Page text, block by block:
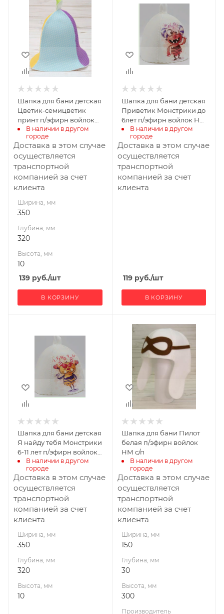
350
Глубина, мм
Высота, мм
10
Шапка для бани детская
Цветик-семицветик
принт п/эфирн войлок
НМ с/п
В наличии в другом
городе
Доставка в этом случае
осуществляется
транспортной
компанией за счет
клиента
Ширина, мм
350
Глубина, мм
320
Высота, мм
10
139 руб./шт
В КОРЗИНУ
Шапка для бани детская
Приветик Монстрики до
6лет п/эфирн войлок НМ
с/пВ наличии в другом
городе
Доставка в этом случае
осуществляется
транспортной
компанией за счет
клиента
119руб./шт
В КОРЗИНУ
10
Шапка для бани детская
Я найду тебя Монстрики
6-11 лет п/эфирн войлок
НМ с/п
В наличии в другом
городе
Доставка в этом случае
осуществляется
транспортной
компанией за счет
клиента
Ширина, мм
350
Глубина, мм
320
Высота, мм
10
Ширина, мм
Глубина, мм
Высота, мм
300
Производитель
мануфактура
ООО
Шапка для бани Пилот
белая п/эфирн войлок
НМ с/п
В наличии в другом
городе
Доставка в этом случае
осуществляется
транспортной
компанией за счет
клиента
Ширина, мм
150
Глубина, мм
30
Высота, мм
300
Производитель